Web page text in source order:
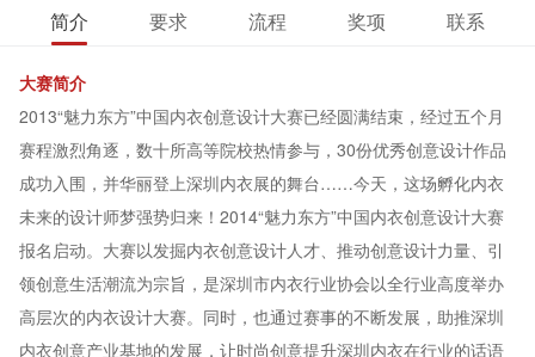
简介 要求 流程 奖项 联系
大赛简介
2013“魅力东方”中国内衣创意设计大赛已经圆满结束，经过五个月
赛程激烈角逐，数十所高等院校热情参与，30份优秀创意设计作品
成功入围，并华丽登上深圳内衣展的舞台……今天，这场孵化内衣
未来的设计师梦强势归来！2014“魅力东方”中国内衣创意设计大赛
报名启动。大赛以发掘内衣创意设计人才、推动创意设计力量、引
领创意生活潮流为宗旨，是深圳市内衣行业协会以全行业高度举办
高层次的内衣设计大赛。同时，也通过赛事的不断发展，助推深圳
内衣创意产业基地的发展，让时尚创意提升深圳内衣在行业的话语